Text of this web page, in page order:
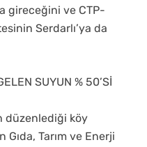
gireceğini ve CTP-
Serdarlı’ya da
SUYUN % 50’Sİ
düzenlediği köy
Tarım ve Enerji